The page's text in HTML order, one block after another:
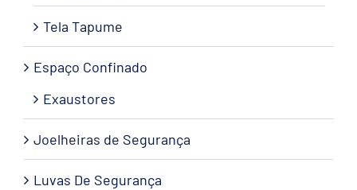
Tela Tapume
Espaço Confinado
Exaustores
Joelheiras de Segurança
Luvas De Segurança